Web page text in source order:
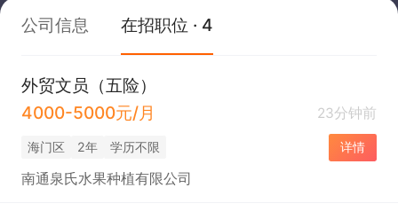
公司信息 在招职位 · 4
外贸文员（五险）
4000-5000元/月
23分钟前
海门区 2年 学历不限 详情
南通泉氏水果种植有限公司